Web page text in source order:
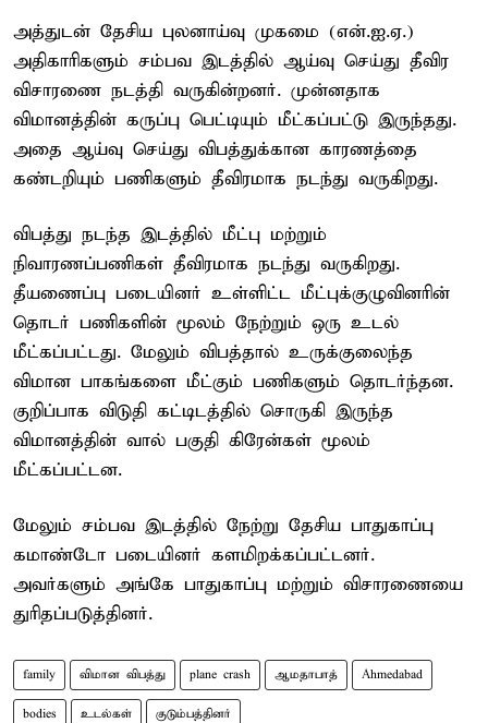
அத்துடன் தேசிய புலனாய்வு முகமை (என்.ஐ.ஏ.)
அதிகாரிகளும் சம்பவ இடத்தில் ஆய்வு செய்து தீவிர
விசாரணை நடத்தி வருகின்றனர். முன்னதாக
விமானத்தின் கருப்பு பெட்டியும் மீட்கப்பட்டு இருந்தது.
அதை ஆய்வு செய்து விபத்துக்கான காரணத்தை
கண்டறியும் பணிகளும் தீவிரமாக நடந்து வருகிறது.
விபத்து நடந்த இடத்தில் மீட்பு மற்றும்
நிவாரணப்பணிகள் தீவிரமாக நடந்து வருகிறது.
தீயணைப்பு படையினர் உள்ளிட்ட மீட்புக்குழுவினரின்
தொடர் பணிகளின் மூலம் நேற்றும் ஒரு உடல்
மீட்கப்பட்டது. மேலும் விபத்தால் உருக்குலைந்த
விமான பாகங்களை மீட்கும் பணிகளும் தொடர்ந்தன.
குறிப்பாக விடுதி கட்டிடத்தில் சொருகி இருந்த
விமானத்தின் வால் பகுதி கிரேன்கள் மூலம்
மீட்கப்பட்டன.
மேலும் சம்பவ இடத்தில் நேற்று தேசிய பாதுகாப்பு
கமாண்டோ படையினர் களமிறக்கப்பட்டனர்.
அவர்களும் அங்கே பாதுகாப்பு மற்றும் விசாரணையை
துரிதப்படுத்தினர்.
family விமான விபத்து plane crash ஆமதாபாத் Ahmedabad
bodies உடல்கள் குடும்பத்தினர்